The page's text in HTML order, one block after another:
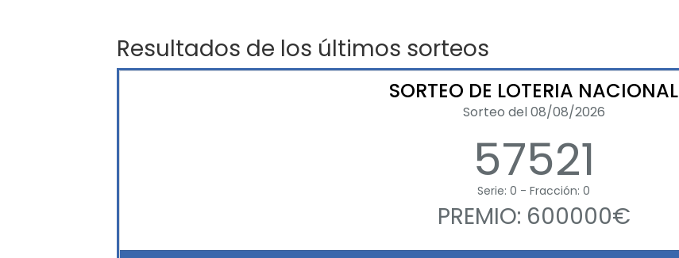
Resultados de los últimos sorteos
SORTEO DE LOTERIA NACIONAL
Sorteo del 08/08/2026
57521
Serie: 0 - Fracción: 0
PREMIO: 600000€